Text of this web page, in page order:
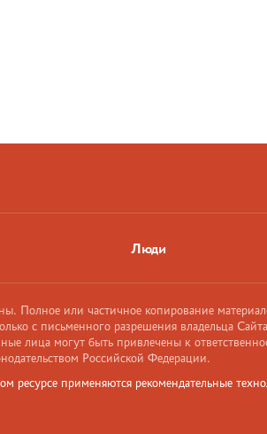
Люди
Полное или частичное копирование
с письменного разрешения владельца
лица могут быть привлечены к
Российской Федерации.
ресурсе применяются рекомендательные